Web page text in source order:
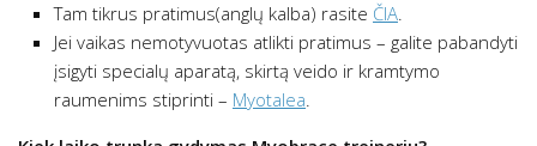
Tam tikrus pratimus(anglų kalba) rasite ČIA.
Jei vaikas nemotyvuotas atlikti pratimus – galite pabandyti
įsigyti specialų aparatą, skirtą veido ir kramtymo
raumenims stiprinti – Myotalea.